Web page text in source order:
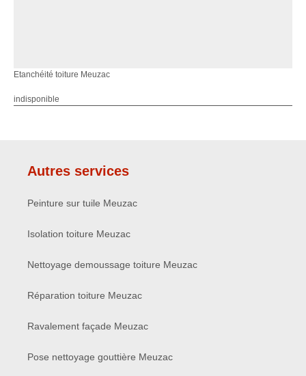
Etanchéité toiture Meuzac
indisponible
Autres services
Peinture sur tuile Meuzac
Isolation toiture Meuzac
Nettoyage demoussage toiture Meuzac
Réparation toiture Meuzac
Ravalement façade Meuzac
Pose nettoyage gouttière Meuzac